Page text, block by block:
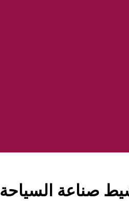
صناعة السياحة